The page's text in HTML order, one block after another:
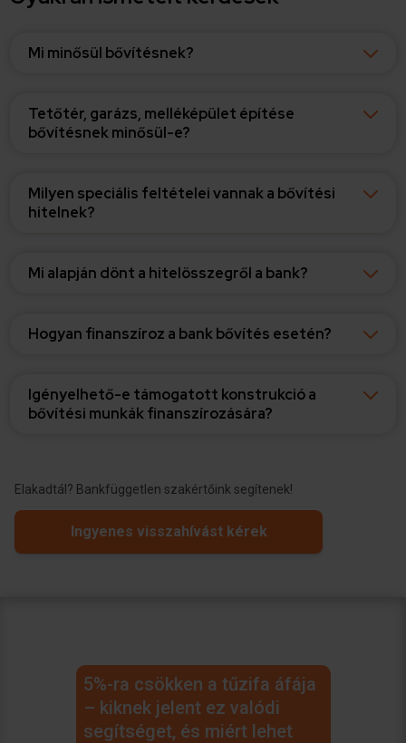
adatokkal, amelyeket Ön adott meg számukra vagy az
Mi minősül bővítésnek?
Tetőtér, garázs, melléképület építése
bővítésnek minősül-e?
Milyen speciális feltételei vannak a bővítési
hitelnek?
Mi alapján dönt a hitelösszegről a bank?
Hogyan finanszíroz a bank bővítés esetén?
Igényelhető-e támogatott konstrukció a
bővítési munkák finanszírozására?
Elakadtál? Bankfüggetlen szakértőink segítenek!
Ingyenes visszahívást kérek
5%-ra csökken a tűzifa áfája
– kiknek jelent ez valódi
segítséget, és miért lehet